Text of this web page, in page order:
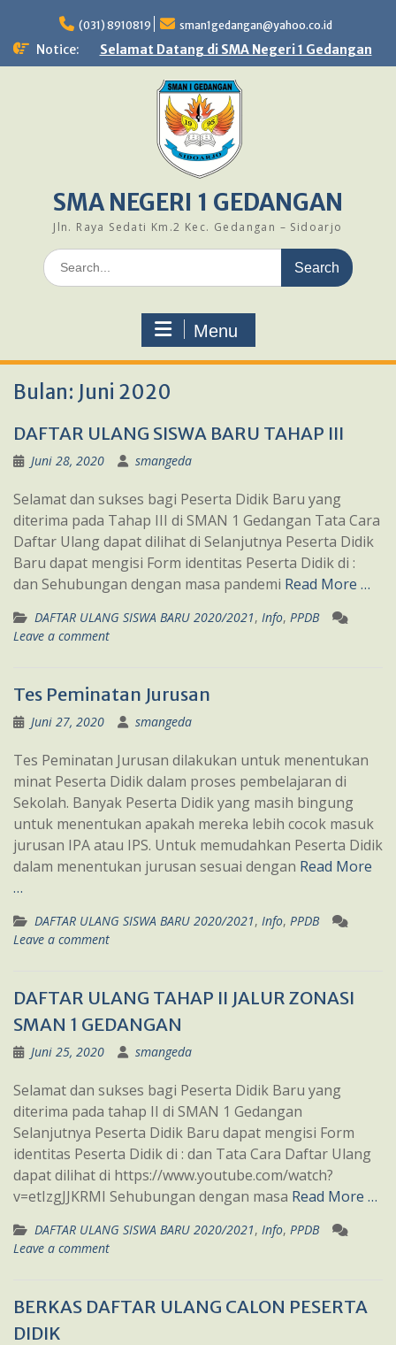
content
(031) 8910819 sman1gedangan@yahoo.co.id
Notice: Selamat Datang di SMA Negeri 1 Gedangan
SMA NEGERI 1 GEDANGAN
Jln. Raya Sedati Km.2 Kec. Gedangan – Sidoarjo
Search
for:
Menu
Bulan: Juni 2020
DAFTAR ULANG SISWA BARU TAHAP III
Juni 28, 2020 smangeda
Selamat dan sukses bagi Peserta Didik Baru yang
diterima pada Tahap III di SMAN 1 Gedangan Tata Cara
Daftar Ulang dapat dilihat di Selanjutnya Peserta Didik
Baru dapat mengisi Form identitas Peserta Didik di :
dan Sehubungan dengan masa pandemi Read More …
DAFTAR ULANG SISWA BARU 2020/2021, Info, PPDB
Leave a comment
Tes Peminatan Jurusan
Juni 27, 2020 smangeda
Tes Peminatan Jurusan dilakukan untuk menentukan
minat Peserta Didik dalam proses pembelajaran di
Sekolah. Banyak Peserta Didik yang masih bingung
untuk menentukan apakah mereka lebih cocok masuk
jurusan IPA atau IPS. Untuk memudahkan Peserta Didik
dalam menentukan jurusan sesuai dengan Read More
…
DAFTAR ULANG SISWA BARU 2020/2021, Info, PPDB
Leave a comment
DAFTAR ULANG TAHAP II JALUR ZONASI
SMAN 1 GEDANGAN
Juni 25, 2020 smangeda
Selamat dan sukses bagi Peserta Didik Baru yang
diterima pada tahap II di SMAN 1 Gedangan
Selanjutnya Peserta Didik Baru dapat mengisi Form
identitas Peserta Didik di : dan Tata Cara Daftar Ulang
dapat dilihat di https://www.youtube.com/watch?
v=etIzgJJKRMI Sehubungan dengan masa Read More …
DAFTAR ULANG SISWA BARU 2020/2021, Info, PPDB
Leave a comment
BERKAS DAFTAR ULANG CALON PESERTA
DIDIK